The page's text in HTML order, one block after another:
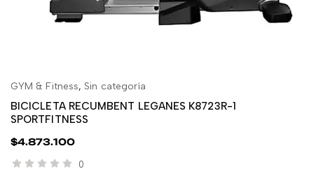
AÑADIR AL CARRITO
GYM & Fitness, Sin categoría
BICICLETA RECUMBENT LEGANES K8723R-1
SPORTFITNESS
$4.873.100
0